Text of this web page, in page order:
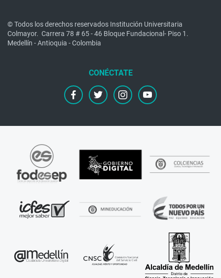
© Todos los derechos reservados Institución Universitaria
Colmayor. Carrera 78 # 65 - 46 Bloque Fundacional- Piso 1.
Medellín - Antioquia - Colombia